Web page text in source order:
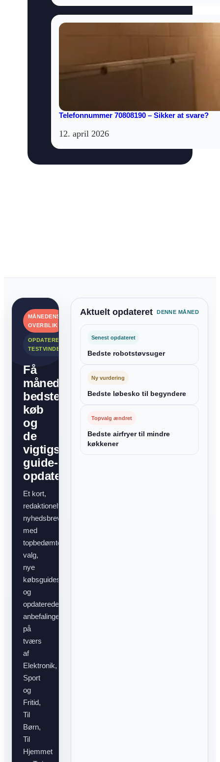
Telefonnummer 70808190 – Sikker at svare?
12. april 2026
MÅNEDENS
OVERBLIK
OPDATEREDE
TESTVINDERE
Få
månedens
bedste
køb
og
de
vigtigste
guide-
opdateringer
Et kort,
redaktionelt
nyhedsbrev
med
topbedømte
valg,
nye
købsguides
og
opdaterede
anbefalinger
på
tværs
af
Elektronik,
Sport
og
Fritid,
Til
Børn,
Til
Hjemmet
Aktuelt opdateret DENNE MÅNED
Senest opdateret
Bedste robotstøvsuger
Ny vurdering
Bedste løbesko til begyndere
Topvalg ændret
Bedste airfryer til mindre
køkkener